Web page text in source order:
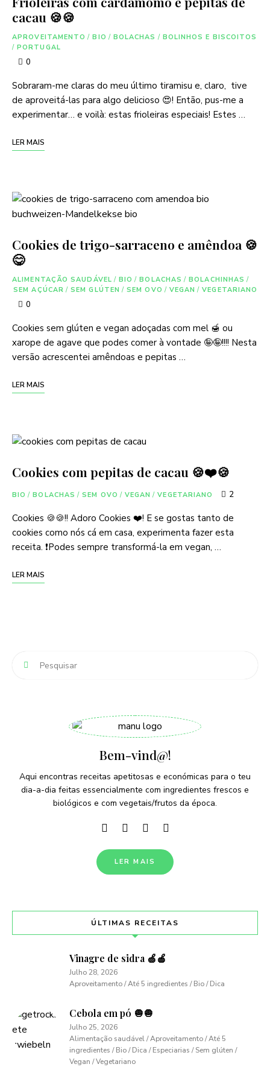
cacau 🍪🍪
APROVEITAMENTO / BIO / BOLACHAS / BOLINHOS E BISCOITOS
/ PORTUGAL
0
Sobraram-me claras do meu último tiramisu e, claro, tive
de aproveitá-las para algo delicioso 😍! Então, pus-me a
experimentar… e voilà: estas frioleiras especiais! Estes …
LER MAIS
Cookies de trigo-sarraceno e amêndoa 🍪
😋
ALIMENTAÇÃO SAUDÁVEL / BIO / BOLACHAS / BOLACHINHAS /
SEM AÇÚCAR / SEM GLÚTEN / SEM OVO / VEGAN / VEGETARIANO
0
Cookies sem glúten e vegan adoçadas com mel 🍯 ou
xarope de agave que podes comer à vontade 🤪🤪!!!! Nesta
versão acrescentei amêndoas e pepitas …
LER MAIS
Cookies com pepitas de cacau 🍪❤️🍪
BIO / BOLACHAS / SEM OVO / VEGAN / VEGETARIANO 2
Cookies 🍪🍪!! Adoro Cookies ❤️! E se gostas tanto de
cookies como nós cá em casa, experimenta fazer esta
receita. ❗️Podes sempre transformá-la em vegan, …
LER MAIS
Bem-vind@!
Aqui encontras receitas apetitosas e económicas para o teu
dia-a-dia feitas essencialmente com ingredientes frescos e
biológicos e com vegetais/frutos da época.
LER MAIS
ÚLTIMAS RECEITAS
Vinagre de sidra 🍏🍎
Julho 28, 2026
Aproveitamento / Até 5 ingredientes / Bio / Dica
Cebola em pó 🧅🧅
Julho 25, 2026
Alimentação saudável / Aproveitamento / Até 5
ingredientes / Bio / Dica / Especiarias / Sem glúten /
Vegan / Vegetariano